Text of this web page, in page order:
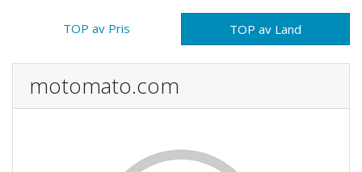
TOP av Pris TOP av Land
motomato.com